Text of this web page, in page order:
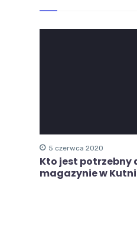
5 czerwca 2020
Kto jest potrzebny
magazynie w